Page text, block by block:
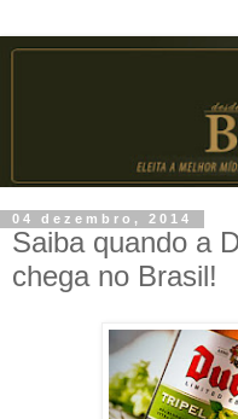
04 dezembro, 2014
Saiba quando a
chega no Brasil!